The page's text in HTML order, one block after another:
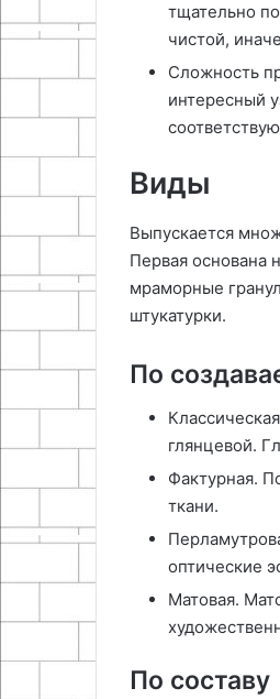
тщательно
чистой,
Сложность
интересный
Виды
Выпускается
Первая основана
мраморные
штукатурки.
По
глянцевой.
Фактурная.
ткани.
оптические
Матовая.
По составу